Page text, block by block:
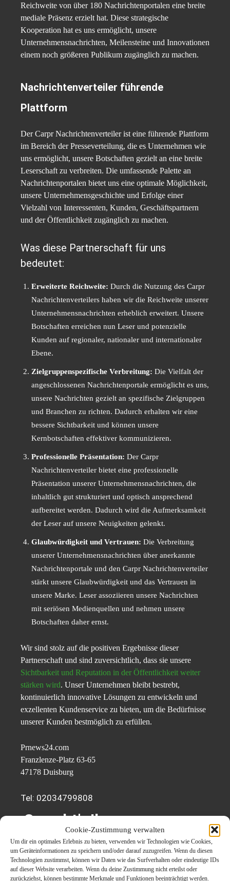
Cookie-Zustimmung verwalten
Um dir ein optimales Erlebnis zu bieten, verwenden wir Technologien wie Cookies,
um Geräteinformationen zu speichern und/oder darauf zuzugreifen. Wenn du diesen
Technologien zustimmst, können wir Daten wie das Surfverhalten oder eindeutige IDs
auf dieser Website verarbeiten. Wenn du deine Zustimmung nicht erteilst oder
zurückziehst, können bestimmte Merkmale und Funktionen beeinträchtigt werden.
Reichweite von über 180 Nachrichtenportalen eine breite
mediale Präsenz erzielt hat. Diese strategische
Kooperation hat es uns ermöglicht, unsere
Unternehmensnachrichten, Meilensteine und Innovationen
einem noch größeren Publikum zugänglich zu machen.
Nachrichtenverteiler führende
Plattform
Der Carpr Nachrichtenverteiler ist eine führende Plattform
im Bereich der Presseverteilung, die es Unternehmen wie
uns ermöglicht, unsere Botschaften gezielt an eine breite
Leserschaft zu verbreiten. Die umfassende Palette an
Nachrichtenportalen bietet uns eine optimale Möglichkeit,
unsere Unternehmensgeschichte und Erfolge einer
Vielzahl von Interessenten, Kunden, Geschäftspartnern
und der Öffentlichkeit zugänglich zu machen.
Was diese Partnerschaft für uns
bedeutet:
Erweiterte Reichweite: Durch die Nutzung des Carpr
Nachrichtenverteilers haben wir die Reichweite unserer
Unternehmensnachrichten erheblich erweitert. Unsere
Botschaften erreichen nun Leser und potenzielle
Kunden auf regionaler, nationaler und internationaler
Ebene.
Zielgruppenspezifische Verbreitung: Die Vielfalt der
angeschlossenen Nachrichtenportale ermöglicht es uns,
unsere Nachrichten gezielt an spezifische Zielgruppen
und Branchen zu richten. Dadurch erhalten wir eine
bessere Sichtbarkeit und können unsere
Kernbotschaften effektiver kommunizieren.
Professionelle Präsentation: Der Carpr
Nachrichtenverteiler bietet eine professionelle
Präsentation unserer Unternehmensnachrichten, die
inhaltlich gut strukturiert und optisch ansprechend
aufbereitet werden. Dadurch wird die Aufmerksamkeit
der Leser auf unsere Neuigkeiten gelenkt.
Glaubwürdigkeit und Vertrauen: Die Verbreitung
unserer Unternehmensnachrichten über anerkannte
Nachrichtenportale und den Carpr Nachrichtenverteiler
stärkt unsere Glaubwürdigkeit und das Vertrauen in
unsere Marke. Leser assoziieren unsere Nachrichten
mit seriösen Medienquellen und nehmen unsere
Botschaften daher ernst.
Wir sind stolz auf die positiven Ergebnisse dieser
Partnerschaft und sind zuversichtlich, dass sie unsere
Sichtbarkeit und Reputation in der Öffentlichkeit weiter
stärken wird. Unser Unternehmen bleibt bestrebt,
kontinuierlich innovative Lösungen zu entwickeln und
exzellenten Kundenservice zu bieten, um die Bedürfnisse
unserer Kunden bestmöglich zu erfüllen.
Prnews24.com
Franzlenze-Platz 63-65
47178 Duisburg
Tel: 02034799808
So geht’s Ihr
Unternehmen in den
Medien